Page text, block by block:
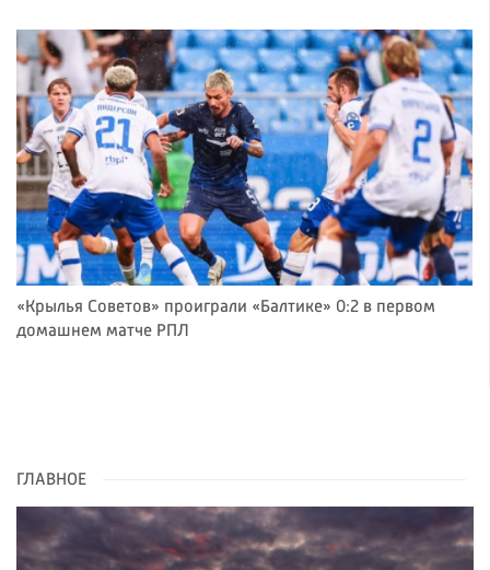
«Крылья Советов» проиграли «Балтике» 0:2 в первом
домашнем матче РПЛ
ГЛАВНОЕ